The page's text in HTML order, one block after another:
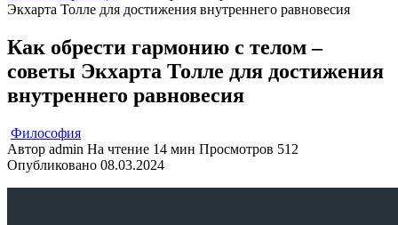
Экхарта Толле для достижения внутреннего равновесия
Как обрести гармонию с телом –
советы Экхарта Толле для достижения
внутреннего равновесия
Философия
Автор admin На чтение 14 мин Просмотров 512
Опубликовано 08.03.2024